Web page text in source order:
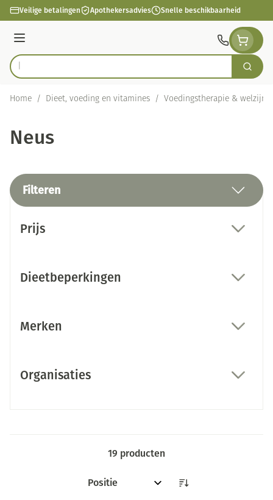
Ga naar de inhoud
Veilige betalingen Apothekersadvies Snelle beschikbaarheid
Menu
Product, merk, categorie... Zoek
Home / Dieet, voeding en vitamines / Voedingstherapie & welzijn
Neus
Filteren
Prijs
Dieetbeperkingen
Merken
Organisaties
19 producten
Sorteer op: